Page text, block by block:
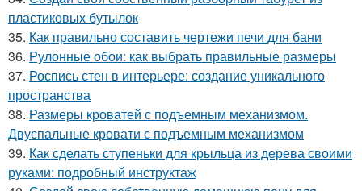
пластиковых бутылок
35. Как правильно составить чертежи печи для бани
36. Рулонные обои: как выбрать правильные размеры
37. Роспись стен в интерьере: создание уникального
пространства
38. Размеры кроватей с подъемным механизмом.
Двуспальные кровати с подъемным механизмом
39. Как сделать ступеньки для крыльца из дерева своими
руками: подробный инструктаж